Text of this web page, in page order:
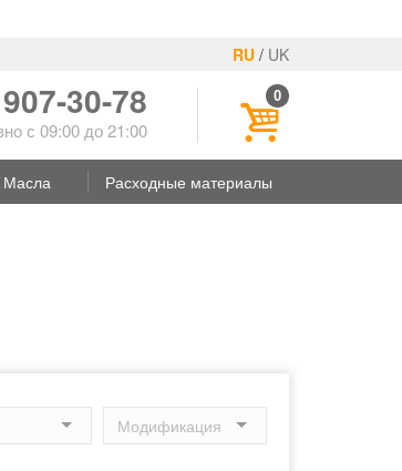
RU / UK
30-78
с 09:00 до 21:00
0
Масла Расходные материалы